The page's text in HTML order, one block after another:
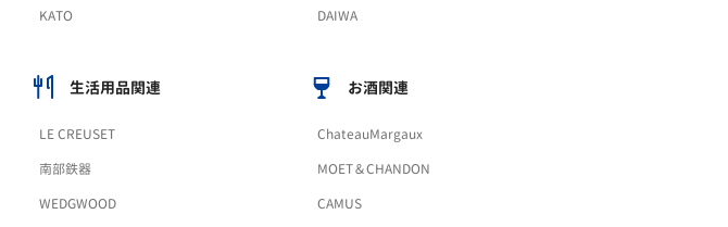
KATO
DAIWA
生活用品関連
LE CREUSET
南部鉄器
WEDGWOOD
お酒関連
ChateauMargaux
MOET＆CHANDON
CAMUS